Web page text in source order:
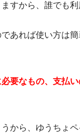
すから、誰でも利
あれば使い方は
要なもの、支払
から、ゆうちょペ